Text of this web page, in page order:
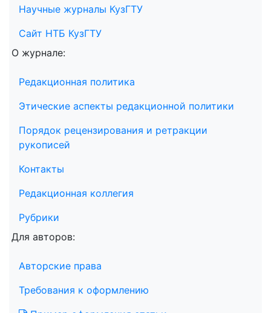
Научные журналы КузГТУ
Сайт НТБ КузГТУ
О журнале:
Редакционная политика
Этические аспекты редакционной политики
Порядок рецензирования и ретракции
рукописей
Контакты
Редакционная коллегия
Рубрики
Для авторов:
Авторские права
Требования к оформлению